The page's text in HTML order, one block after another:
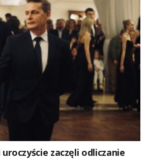
uroczyście zaczęli odliczanie